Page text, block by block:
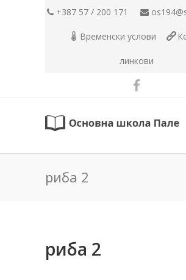
+387 57 / 200 171
Временски услови
линкови
риба 2
риба 2